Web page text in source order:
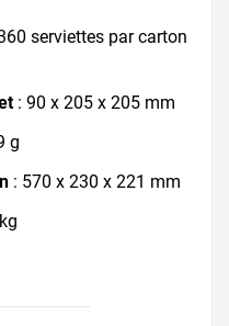
serviettes par carton
: 90 x 205 x 205 mm
g
: 570 x 230 x 221 mm